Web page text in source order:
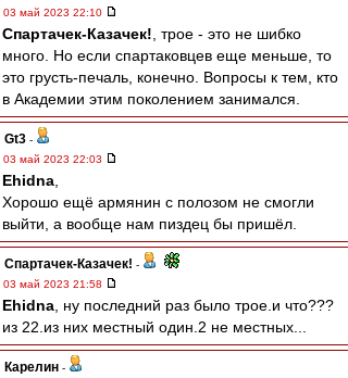
03 май 2023 22:10
Спартачек-Казачек! , трое - это не шибко
много. Но если спартаковцев еще меньше, то
это грусть-печаль, конечно. Вопросы к тем, кто
в Академии этим поколением занимался.
Gt3 -
03 май 2023 22:03
Ehidna
Хорошо ещё армянин с полозом не смогли
выйти, а вообще нам пиздец бы пришёл.
Спартачек-Казачек! -
03 май 2023 21:58
Ehidna , ну последний раз было трое.и что???
из 22.из них местный один.2 не местных...
Карелин -